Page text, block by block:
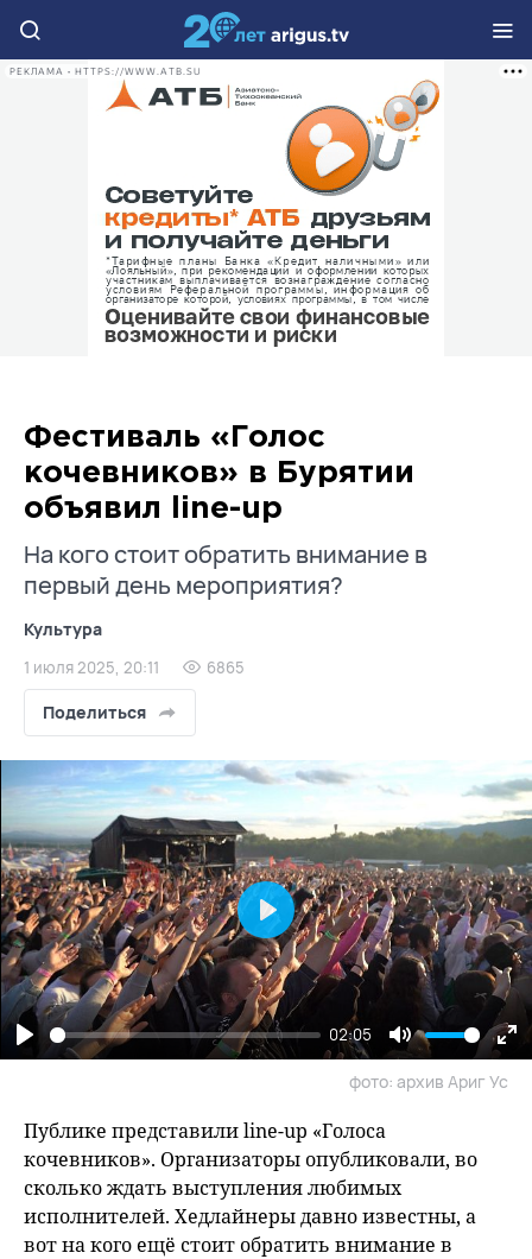
РЕКЛАМА • HTTPS://WWW.ATB.SU
Фестиваль «Голос
кочевников» в Бурятии
объявил line-up
На кого стоит обратить внимание в
первый день мероприятия?
Культура
1 июля 2025, 20:11 6865
Поделиться
Play
02:05
Mute
Play
фото: архив Ариг Ус
Публике представили line-up «Голоса
кочевников». Организаторы опубликовали, во
сколько ждать выступления любимых
исполнителей. Хедлайнеры давно известны, а
вот на кого ещё стоит обратить внимание в